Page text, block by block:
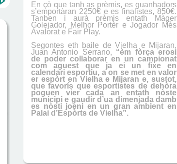
En çò que tanh as prèmis, es guanhadors
s’emportàran 2250€ e es finalistes, 850€.
Tanben i aurà prèmis entath Màger
Golejador, Melhor Portèr e Jogador Mès
Avalorat e Fair Play.
Segontes eth baile de Vielha e Mijaran,
Juan Antonio Serrano, “èm fòrça erosi
de poder collaborar en un campionat
com aguest que ja ei un fixe en
calendari esportiu, a on se met en valor
er espòrt en Vielha e Mijaran e, sustot,
que favorís que esportistes de dehòra
poguen vier cada an entath nòste
municipi e gaudir d’ua dimenjada damb
es nòsti joeni en un gran ambient en
Palai d’Espòrts de Vielha”.